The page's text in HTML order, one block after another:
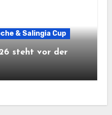
& Salingia Cup
steht vor der